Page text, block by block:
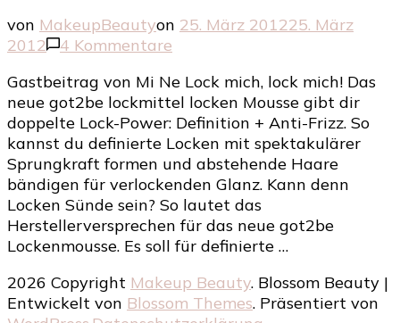
von MakeupBeautyon 25. März 201225. März
2012
4 Kommentare
Lockmittel
Lockenmousse
von
Schwarzkopf
-
doppelte
Lockpower
Gastbeitrag von Mi Ne Lock mich, lock mich! Das
neue got2be lockmittel locken Mousse gibt dir
doppelte Lock-Power: Definition + Anti-Frizz. So
kannst du definierte Locken mit spektakulärer
Sprungkraft formen und abstehende Haare
bändigen für verlockenden Glanz. Kann denn
Locken Sünde sein? So lautet das
Herstellerversprechen für das neue got2be
Lockenmousse. Es soll für definierte …
2026 Copyright Makeup Beauty. Blossom Beauty |
Entwickelt von Blossom Themes. Präsentiert von